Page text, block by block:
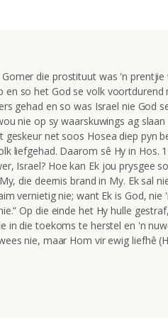
die prostituut was 'n
en so het God se volk
gehad en so was Israel nie God
nie op sy waarskuwings ag
geskeur net soos Hosea diep pyn
liefgehad. Daarom sê Hy in Hos.
Israel? Hoe kan Ek jou prysgee
die deernis brand in My. Ek sal
vernietig nie; want Ek is God, nie
Op die einde het Hy hulle
in die toekoms te herstel en 'n
nie, maar Hom vir ewig liefhê